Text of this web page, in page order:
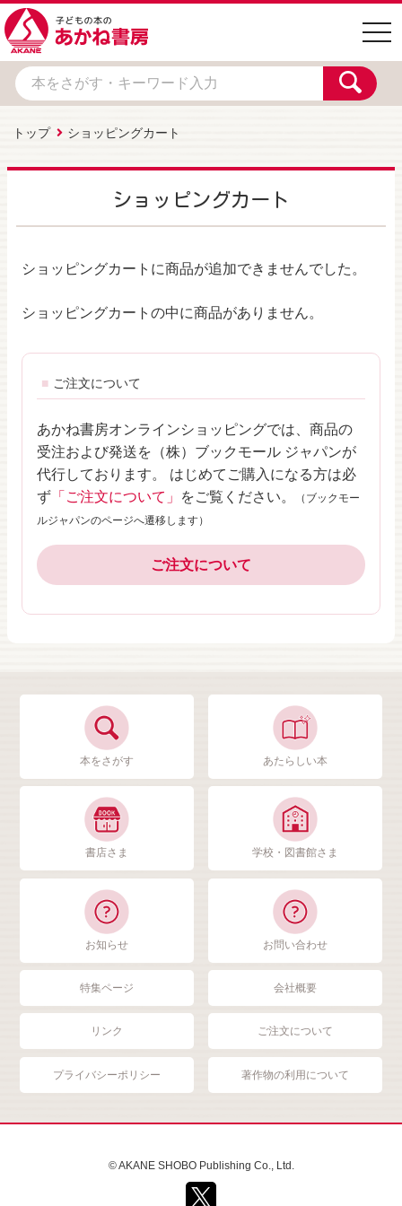
トップ ショッピングカート
ショッピングカート
ショッピングカートに商品が追加できませんでした。
ショッピングカートの中に商品がありません。
ご注文について
あかね書房オンラインショッピングでは、商品の
受注および発送を（株）ブックモール ジャパンが
代行しております。 はじめてご購入になる方は必
ず 「ご注文について」 をご覧ください。
（ブックモー
ルジャパンのページへ遷移します）
ご注文について
本をさがす あたらしい本
書店さま 学校・図書館さま
お知らせ お問い合わせ
特集ページ 会社概要
リンク ご注文について
プライバシーポリシー 著作物の利用について
© AKANE SHOBO Publishing Co., Ltd.